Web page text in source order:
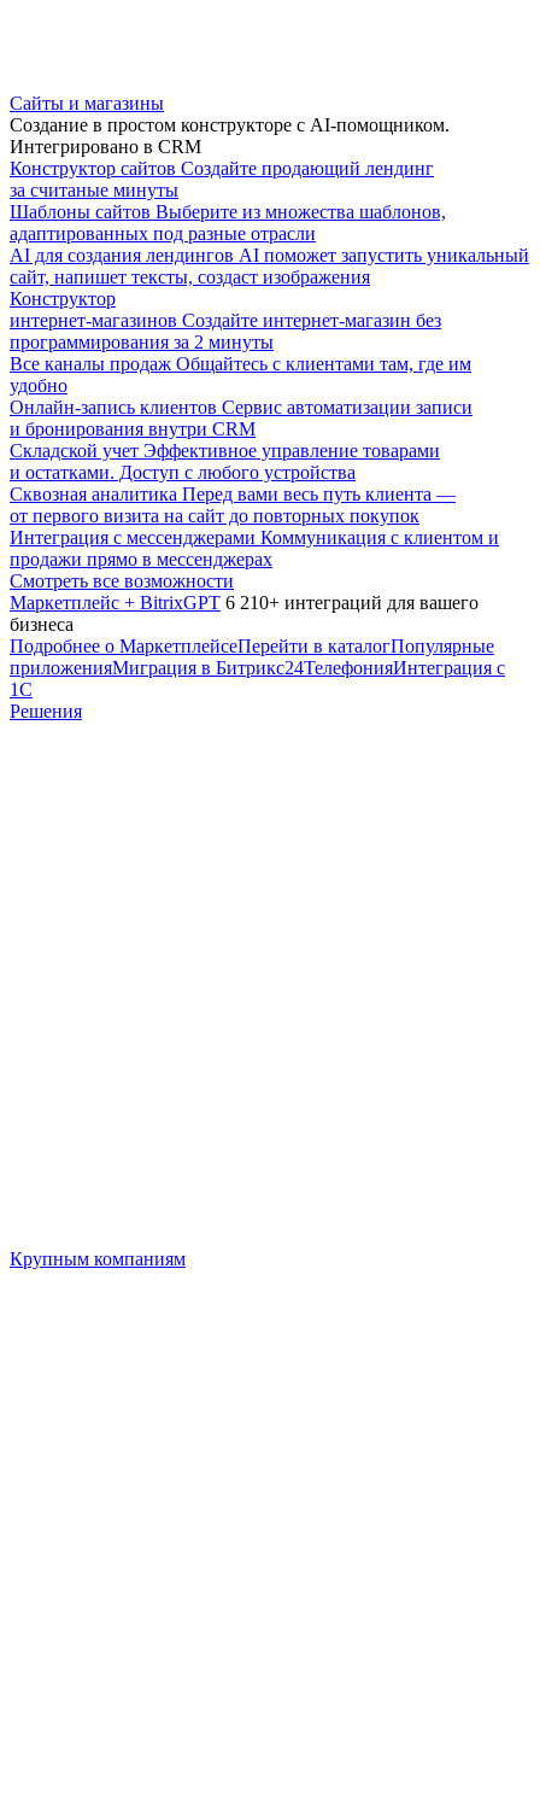
Сайты и магазины
Создание в простом конструкторе с AI-помощником.
Интегрировано в CRM
Конструктор сайтов Создайте продающий лендинг
за считаные минуты
Шаблоны сайтов Выберите из множества шаблонов,
адаптированных под разные отрасли
AI для создания лендингов AI поможет запустить уникальный
сайт, напишет тексты, создаст изображения
Конструктор
интернет-магазинов Создайте интернет-магазин без
программирования за 2 минуты
Все каналы продаж Общайтесь с клиентами там, где им
удобно
Онлайн-запись клиентов Сервис автоматизации записи
и бронирования внутри CRM
Складской учет Эффективное управление товарами
и остатками. Доступ с любого устройства
Сквозная аналитика Перед вами весь путь клиента —
от первого визита на сайт до повторных покупок
Интеграция с мессенджерами Коммуникация с клиентом и
продажи прямо в мессенджерах
Смотреть все возможности
Маркетплейс + BitrixGPT 6 210+ интеграций для вашего
бизнеса
Подробнее о МаркетплейсеПерейти в каталогПопулярные
приложенияМиграция в Битрикс24ТелефонияИнтеграция с
1С
Решения
Крупным компаниям